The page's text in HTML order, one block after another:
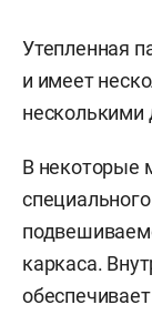
Утепленная
и имеет
В некоторые
каркаса.